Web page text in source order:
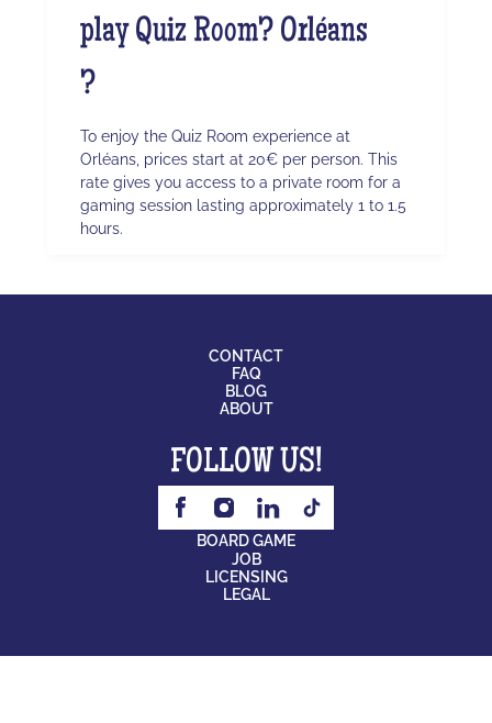
play Quiz Room? Orléans
?
To enjoy the Quiz Room experience at
Orléans, prices start at 20€ per person. This
rate gives you access to a private room for a
gaming session lasting approximately 1 to 1.5
hours.
CONTACT
FAQ
BLOG
ABOUT
FOLLOW US!
BOARD GAME
JOB
LICENSING
LEGAL